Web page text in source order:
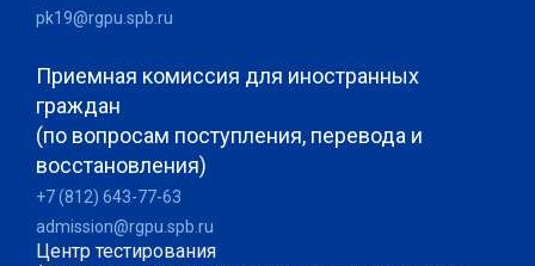
pk19@rgpu.spb.ru
Приемная комиссия для иностранных
граждан
(по вопросам поступления, перевода и
восстановления)
+7 (812) 643-77-63
admission@rgpu.spb.ru
Центр тестирования